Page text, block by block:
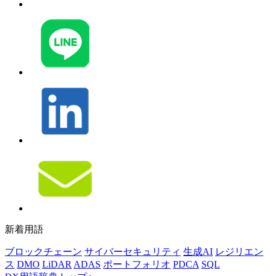
新着用語
ブロックチェーン サイバーセキュリティ 生成AI レジリエン
ス DMO LiDAR ADAS ポートフォリオ PDCA SQL